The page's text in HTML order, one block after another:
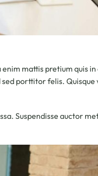
mattis pretium quis
porttitor felis.
Suspendisse auctor